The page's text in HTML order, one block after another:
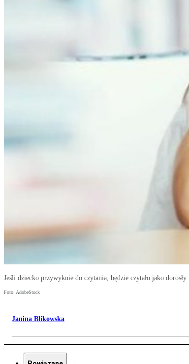
Jeśli dziecko przywyknie do czytania, będzie czytało jako dorosły
Foto: AdobeStock
Janina Blikowska